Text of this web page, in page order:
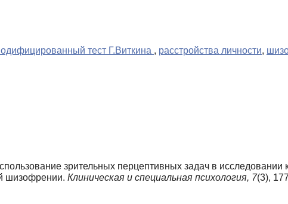
тест Г.Виткина , расстройства личности,
зрительных перцептивных задач в исследовании
шизофрении. Клиническая и специальная психология, 7(3),